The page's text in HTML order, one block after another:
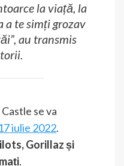
la viață, la
a te simți grozav
au transmis
se va
iulie 2022.
Gorillaz și
.